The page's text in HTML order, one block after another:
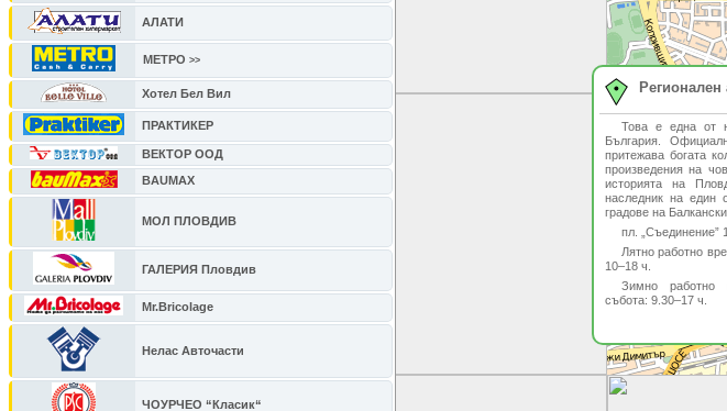
АЛАТИ
МЕТРО
Хотел Бел Вил
ПРАКТИКЕР
ВЕКТОР ООД
BAUMAX
МОЛ ПЛОВДИВ
ГАЛЕРИЯ Пловдив
Mr.Bricolage
Нелас Авточасти
ЧОУРЧЕО “Класик“
Регионален
Това е една от
България.
притежава богата
произведения на
историята на
наследник на един
градове на
пл. „Съединение”
Лятно работно
10–18 ч.
Зимно работно
събота: 9.30–17 ч.